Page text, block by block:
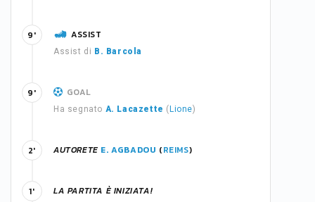
ASSIST
Assist di B. Barcola
9'
GOAL
Ha segnato A. Lacazette ( Lione)
9'
AUTORETE E. AGBADOU (REIMS)
2'
LA PARTITA È INIZIATA!
1'